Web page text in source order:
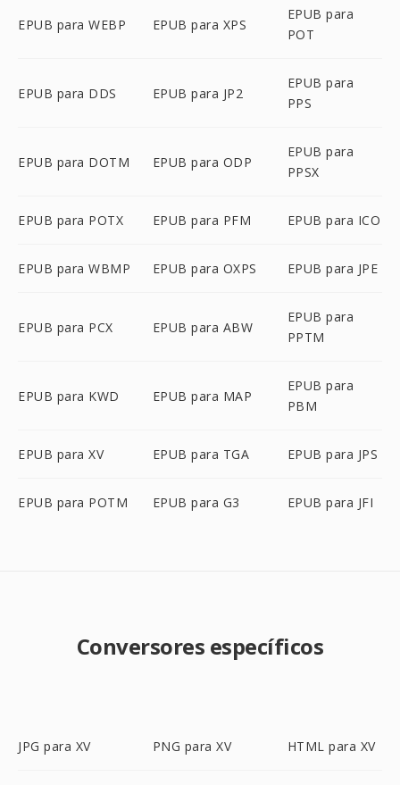
EPUB para WEBP EPUB para XPS
EPUB para
POT
EPUB para DDS EPUB para JP2
EPUB para
PPS
EPUB para DOTM EPUB para ODP
EPUB para
PPSX
EPUB para POTX EPUB para PFM EPUB para ICO
EPUB para WBMP EPUB para OXPS EPUB para JPE
EPUB para PCX EPUB para ABW
EPUB para
PPTM
EPUB para KWD EPUB para MAP
EPUB para
PBM
EPUB para XV EPUB para TGA EPUB para JPS
EPUB para POTM EPUB para G3 EPUB para JFI
Conversores específicos
JPG para XV PNG para XV HTML para XV